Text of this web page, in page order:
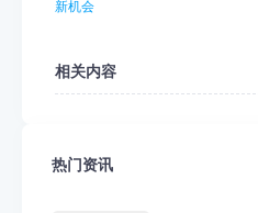
新机会
相关内容
热门资讯